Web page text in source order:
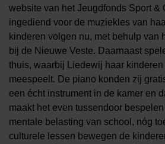
website van het Jeugdfonds Sport &
ingediend voor de muziekles van
kinderen volgen nu, met behulp van
bij de Nieuwe Veste. Daarnaast
thuis, waarbij Liedewij haar
meespeelt. De piano konden zij
een écht instrument in de kamer en
maakt het even tussendoor
mentale belasting van school, nóg
culturele lessen bewegen de